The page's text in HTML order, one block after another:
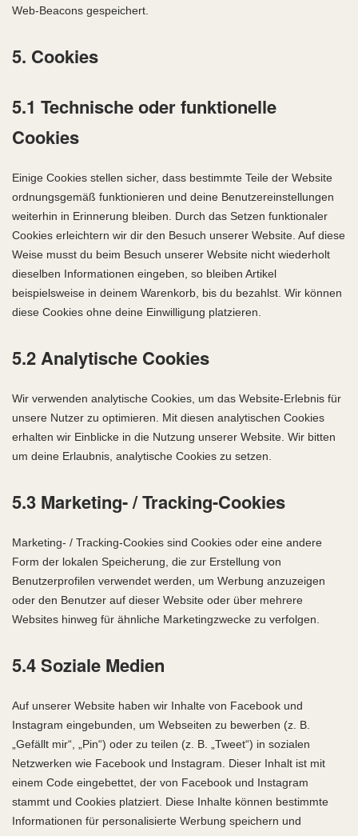
Web-Beacons gespeichert.
5. Cookies
5.1 Technische oder funktionelle
Cookies
Einige Cookies stellen sicher, dass bestimmte Teile der Website
ordnungsgemäß funktionieren und deine Benutzereinstellungen
weiterhin in Erinnerung bleiben. Durch das Setzen funktionaler
Cookies erleichtern wir dir den Besuch unserer Website. Auf diese
Weise musst du beim Besuch unserer Website nicht wiederholt
dieselben Informationen eingeben, so bleiben Artikel
beispielsweise in deinem Warenkorb, bis du bezahlst. Wir können
diese Cookies ohne deine Einwilligung platzieren.
5.2 Analytische Cookies
Wir verwenden analytische Cookies, um das Website-Erlebnis für
unsere Nutzer zu optimieren. Mit diesen analytischen Cookies
erhalten wir Einblicke in die Nutzung unserer Website. Wir bitten
um deine Erlaubnis, analytische Cookies zu setzen.
5.3 Marketing- / Tracking-Cookies
Marketing- / Tracking-Cookies sind Cookies oder eine andere
Form der lokalen Speicherung, die zur Erstellung von
Benutzerprofilen verwendet werden, um Werbung anzuzeigen
oder den Benutzer auf dieser Website oder über mehrere
Websites hinweg für ähnliche Marketingzwecke zu verfolgen.
5.4 Soziale Medien
Auf unserer Website haben wir Inhalte von Facebook und
Instagram eingebunden, um Webseiten zu bewerben (z. B.
„Gefällt mir“, „Pin“) oder zu teilen (z. B. „Tweet“) in sozialen
Netzwerken wie Facebook und Instagram. Dieser Inhalt ist mit
einem Code eingebettet, der von Facebook und Instagram
stammt und Cookies platziert. Diese Inhalte können bestimmte
Informationen für personalisierte Werbung speichern und